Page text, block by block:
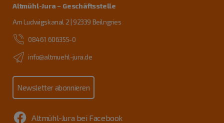
Altmühl-Jura – Geschäftsstelle
Am Ludwigskanal 2 | 92339 Beilngries
08461 606355-0
info@altmuehl-jura.de
Newsletter abonnieren
Altmühl-Jura bei Facebook